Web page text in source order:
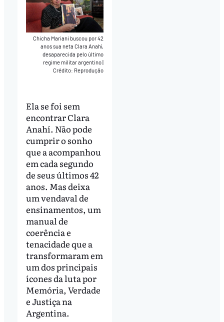
Chicha Mariani buscou por 42
anos sua neta Clara Anahí,
desaparecida pelo último
regime militar argentino
Crédito: Reprodução
Ela se foi sem
encontrar Clara
Anahí. Não pode
cumprir o sonho
que a acompanhou
em cada segundo
de seus últimos 42
anos. Mas deixa
um vendaval de
ensinamentos, um
manual de
coerência e
tenacidade que a
transformaram em
um dos principais
ícones da luta por
Memória, Verdade
e Justiça na
Argentina.